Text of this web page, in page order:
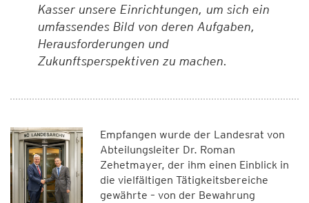
Kasser unsere Einrichtungen, um sich ein
umfassendes Bild von deren Aufgaben,
Herausforderungen und
Zukunftsperspektiven zu machen.
Empfangen wurde der Landesrat von
Abteilungsleiter Dr. Roman
Zehetmayer, der ihm einen Einblick in
die vielfältigen Tätigkeitsbereiche
gewährte – von der Bewahrung